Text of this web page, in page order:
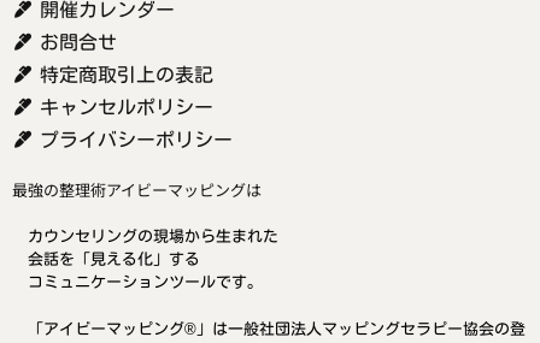
開催カレンダー
お問合せ
特定商取引上の表記
キャンセルポリシー
プライバシーポリシー
最強の整理術アイビーマッピングは
カウンセリングの現場から生まれた
会話を「見える化」する
コミュニケーションツールです。
「アイビーマッピング®」は一般社団法人マッピングセラピー協会の登